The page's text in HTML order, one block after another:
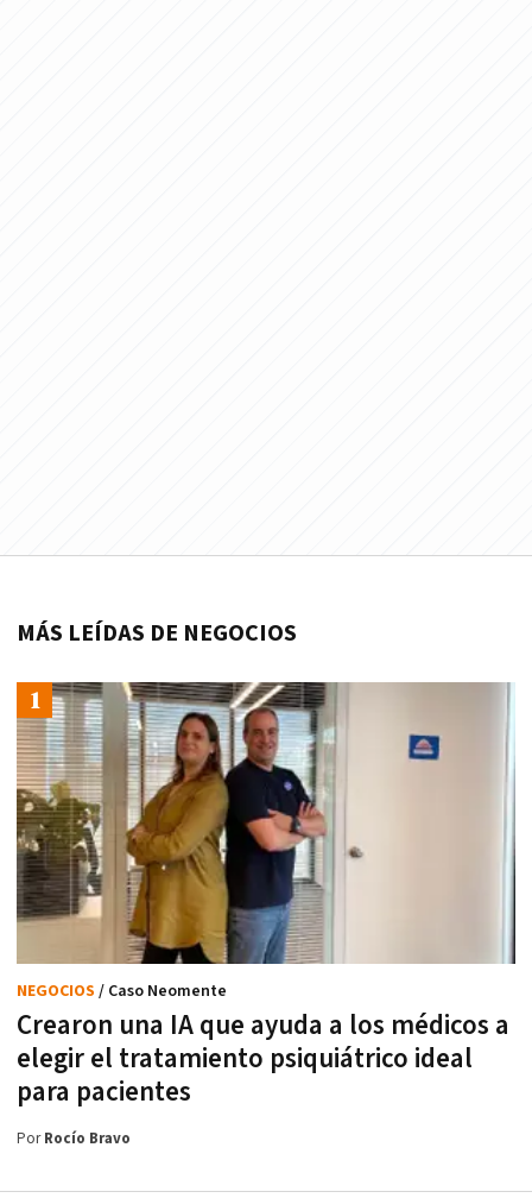
MÁS LEÍDAS DE NEGOCIOS
Crearon una IA que ayuda a los médicos a
elegir el tratamiento psiquiátrico ideal
para pacientes
NEGOCIOS / Caso Neomente
PorRocío Bravo